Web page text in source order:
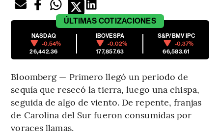
ÚLTIMAS COTIZACIONES
NASDAQ
-0.54%
26,442.36
IBOVESPA
-0.02%
177,857.63
S&P/BMV IPC
-0.37%
66,583.61
Bloomberg — Primero llegó un periodo de
sequía que resecó la tierra, luego una chispa,
seguida de algo de viento. De repente, franjas
de Carolina del Sur fueron consumidas por
voraces llamas.